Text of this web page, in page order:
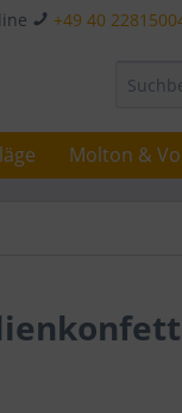
+49 40
Molton &